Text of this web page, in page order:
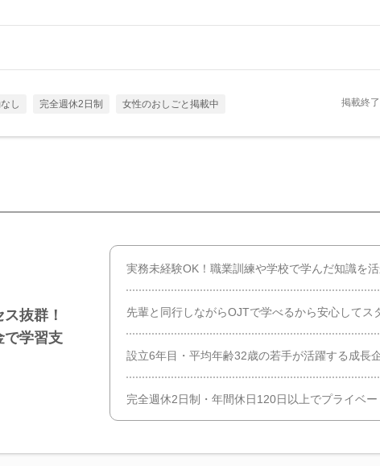
し 完全週休2日制 女性のおしごと掲載中 掲載終
抜群！
で学習支
実務未経験OK！職業訓練や学校で学んだ知識を
先輩と同行しながらOJTで学べるから安心してス
設立6年目・平均年齢32歳の若手が活躍する成長
完全週休2日制・年間休日120日以上でプライベー